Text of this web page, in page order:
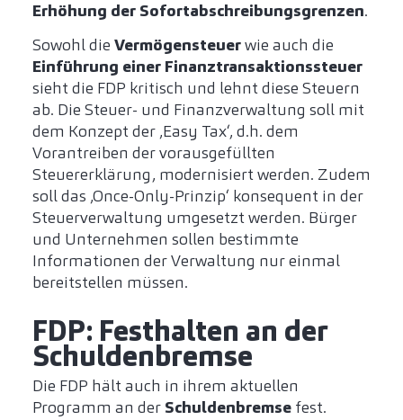
Erhöhung der Sofortabschreibungsgrenzen.
Sowohl die Vermögensteuerwie auch die
Einführung einer Finanztransaktionssteuer
sieht die FDP kritisch und lehnt diese Steuern
ab. Die Steuer- und Finanzverwaltung soll mit
dem Konzept der ‚Easy Tax‘, d.h. dem
Vorantreiben der vorausgefüllten
Steuererklärung, modernisiert werden. Zudem
soll das ‚Once-Only-Prinzip‘ konsequent in der
Steuerverwaltung umgesetzt werden. Bürger
und Unternehmen sollen bestimmte
Informationen der Verwaltung nur einmal
bereitstellen müssen.
FDP: Festhalten an der
Schuldenbremse
Die FDP hält auch in ihrem aktuellen
Programm an der Schuldenbremse fest.